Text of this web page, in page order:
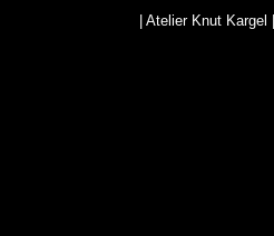
|Atelier Knut Kargel